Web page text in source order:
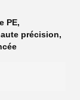
PE,
précision,